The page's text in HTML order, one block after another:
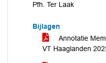
Pfh. Ter Laak
Bijlagen
Annotatie
VT Haaglanden